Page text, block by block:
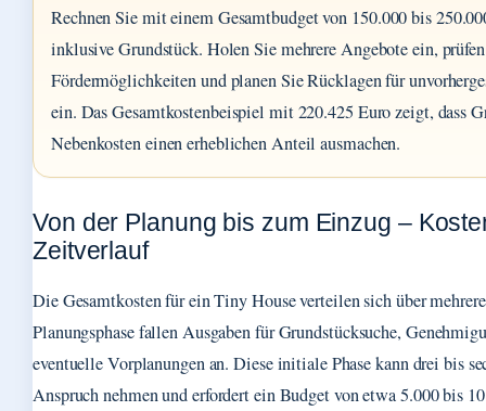
Rechnen Sie mit einem Gesamtbudget von 150.000 bis
inklusive Grundstück. Holen Sie mehrere Angebote ein,
Fördermöglichkeiten und planen Sie Rücklagen für
ein. Das Gesamtkostenbeispiel mit 220.425 Euro zeigt, dass
Nebenkosten einen erheblichen Anteil ausmachen.
Von der Planung bis zum Einzug –
Zeitverlauf
Die Gesamtkosten für ein Tiny House verteilen sich über
Planungsphase fallen Ausgaben für Grundstücksuche,
eventuelle Vorplanungen an. Diese initiale Phase kann drei bis
Anspruch nehmen und erfordert ein Budget von etwa 5.000 bis